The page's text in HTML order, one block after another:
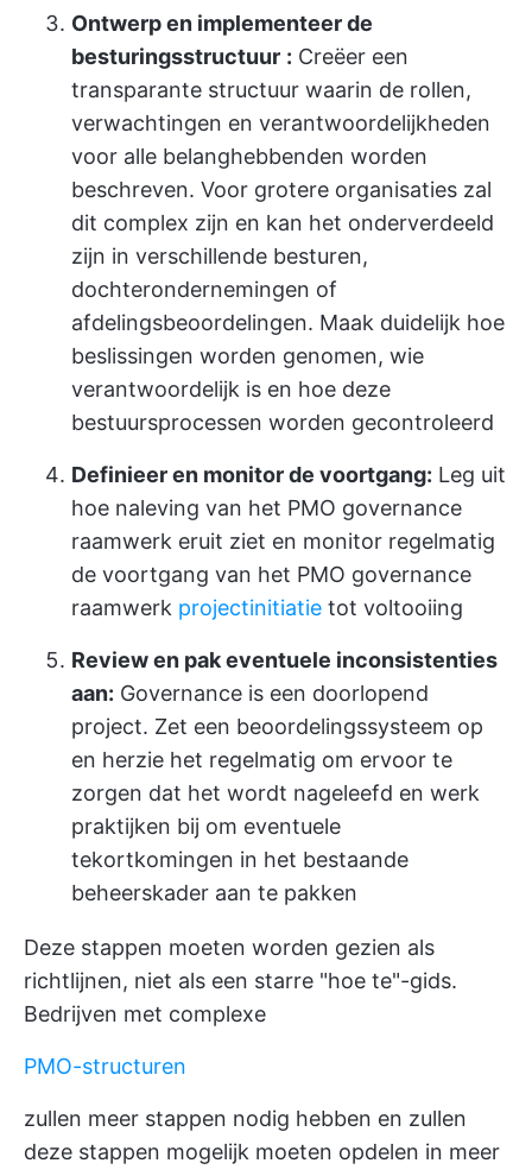
Ontwerp en implementeer de
besturingsstructuur : Creëer een
transparante structuur waarin de rollen,
verwachtingen en verantwoordelijkheden
voor alle belanghebbenden worden
beschreven. Voor grotere organisaties zal
dit complex zijn en kan het onderverdeeld
zijn in verschillende besturen,
dochterondernemingen of
afdelingsbeoordelingen. Maak duidelijk hoe
beslissingen worden genomen, wie
verantwoordelijk is en hoe deze
bestuursprocessen worden gecontroleerd
Definieer en monitor de voortgang: Leg uit
hoe naleving van het PMO governance
raamwerk eruit ziet en monitor regelmatig
de voortgang van het PMO governance
raamwerk projectinitiatie tot voltooiing
Review en pak eventuele inconsistenties
aan: Governance is een doorlopend
project. Zet een beoordelingssysteem op
en herzie het regelmatig om ervoor te
zorgen dat het wordt nageleefd en werk
praktijken bij om eventuele
tekortkomingen in het bestaande
beheerskader aan te pakken
Deze stappen moeten worden gezien als
richtlijnen, niet als een starre "hoe te"-gids.
Bedrijven met complexe
PMO-structuren
zullen meer stappen nodig hebben en zullen
deze stappen mogelijk moeten opdelen in meer